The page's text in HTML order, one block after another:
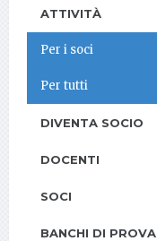
ATTIVITÀ
Per i soci
Per tutti
DIVENTA SOCIO
DOCENTI
SOCI
BANCHI DI PROVA